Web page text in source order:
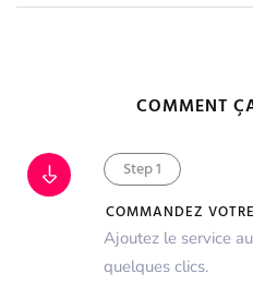
COMMENT
Step 1
COMMANDEZ
Ajoutez le service
quelques clics.